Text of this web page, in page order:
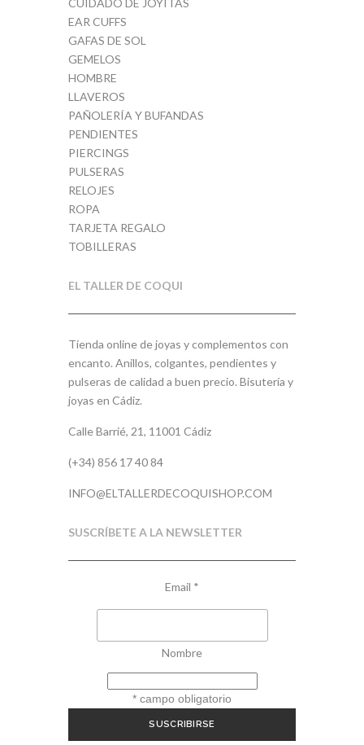
CUIDADO DE JOYITAS
EAR CUFFS
GAFAS DE SOL
GEMELOS
HOMBRE
LLAVEROS
PAÑOLERÍA Y BUFANDAS
PENDIENTES
PIERCINGS
PULSERAS
RELOJES
ROPA
TARJETA REGALO
TOBILLERAS
EL TALLER DE COQUI
Tienda online de joyas y complementos con
encanto. Anillos, colgantes, pendientes y
pulseras de calidad a buen precio. Bisutería y
joyas en Cádiz.
Calle Barrié, 21, 11001 Cádiz
(+34) 856 17 40 84
INFO@ELTALLERDECOQUISHOP.COM
SUSCRÍBETE A LA NEWSLETTER
Email *
Nombre
* campo obligatorio